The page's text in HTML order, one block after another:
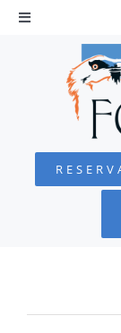
Saltar
Toggle
Navigation
FUNDACIÓN